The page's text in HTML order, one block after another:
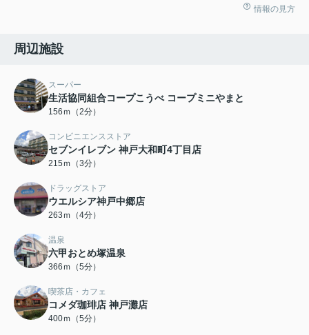
情報の見方
周辺施設
スーパー
生活協同組合コープこうべ コープミニやまと
156ｍ（2分）
コンビニエンスストア
セブンイレブン 神戸大和町4丁目店
215ｍ（3分）
ドラッグストア
ウエルシア神戸中郷店
263ｍ（4分）
温泉
六甲おとめ塚温泉
366ｍ（5分）
喫茶店・カフェ
コメダ珈琲店 神戸灘店
400ｍ（5分）